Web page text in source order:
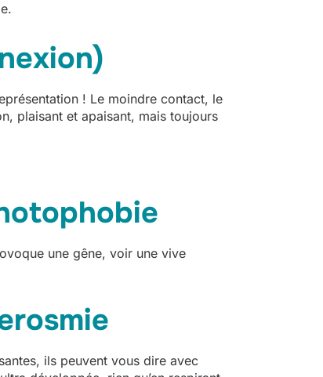
! Le moindre contact, le
plaisant et apaisant, mais toujours
une gêne, voir une vive
ils peuvent vous dire avec